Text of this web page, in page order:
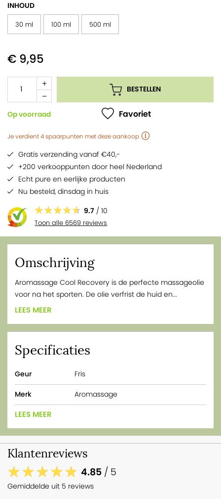
Bijdrage aan project Aromasseurs, Doing Good
INHOUD
€ 9,95
BESTELLEN
Op voorraad Favoriet
Je verdient4spaarpunten met deze aankoop
Gratis verzending vanaf €40,-
+200 verkooppunten door heel Nederland
Echt pure en eerlijke producten
Nu besteld, dinsdag in huis
9.7 / 10
Toon alle 6569 reviews
Omschrijving
Aromassage Cool Recovery is de perfecte massageolie
voor na het sporten. De olie verfrist de huid en...
LEES MEER
Specificaties
Geur Fris
Merk Aromassage
LEES MEER
Klantenreviews
4.85/ 5
Gemiddelde uit 5 reviews